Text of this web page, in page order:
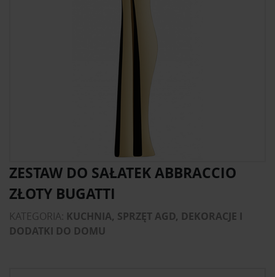
ZESTAW DO SAŁATEK ABBRACCIO
ZŁOTY BUGATTI
KATEGORIA: KUCHNIA, SPRZĘT AGD, DEKORACJE I
DODATKI DO DOMU